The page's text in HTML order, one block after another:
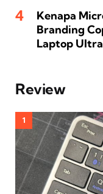
Kenapa
Branding
Laptop
Review